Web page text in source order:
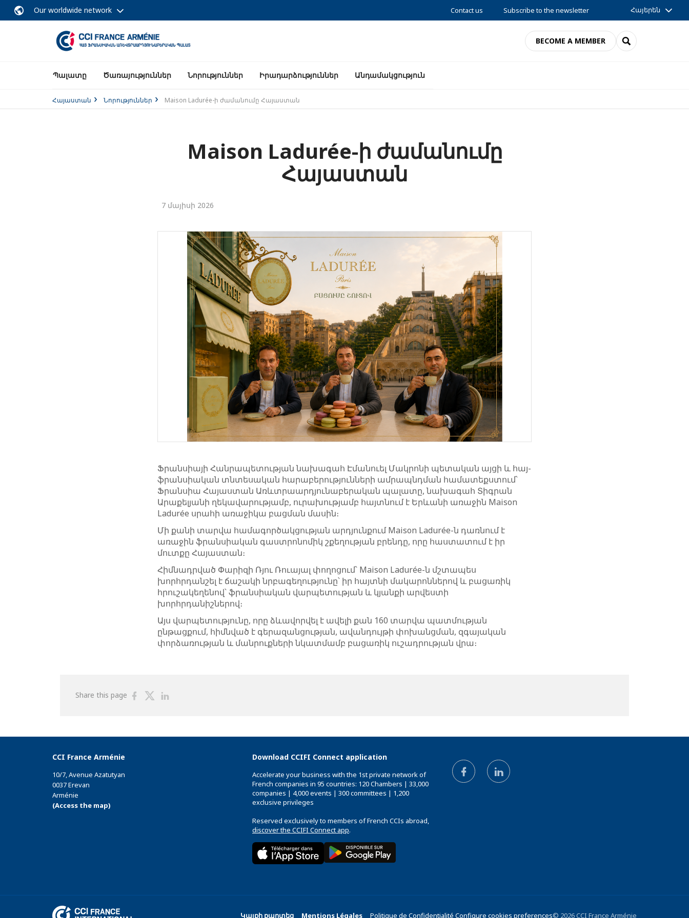
Our worldwide network Contact us Subscribe to the newsletter Հայերեն
BECOME A MEMBER SEARCH
Պալատը Ծառայություններ Նորություններ Իրադարձություններ Անդամակցություն
Հայաստան Նորություններ Maison Ladurée-ի ժամանումը Հայաստան
Maison Ladurée-ի ժամանումը
Հայաստան
7 մայիսի 2026
Ֆրանսիայի Հանրապետության նախագահ Էմանուել Մակրոնի պետական այցի և հայ-
ֆրանսիական տնտեսական հարաբերությունների ամրապնդման համատեքստում՝
Ֆրանսիա Հայաստան Առևտրաարդյունաբերական պալատը, նախագահ Տիգրան
Արաքելյանի ղեկավարությամբ, ուրախությամբ հայտնում է Երևանի առաջին Maison
Ladurée սրահի առաջիկա բացման մասին։
Մի քանի տարվա համագործակցության արդյունքում Maison Ladurée-ն դառնում է
առաջին ֆրանսիական գաստրոնոմիկ շքեղության բրենդը, որը հաստատում է իր
մուտքը Հայաստան։
Հիմնադրված Փարիզի Ռյու Ռուայալ փողոցում՝ Maison Ladurée-ն մշտապես
խորհրդանշել է ճաշակի նրբագեղությունը՝ իր հայտնի մակարոններով և բացառիկ
հրուշակեղենով՝ ֆրանսիական վարպետության և կյանքի արվեստի
խորհրդանիշներով։
Այս վարպետությունը, որը ձևավորվել է ավելի քան 160 տարվա պատմության
ընթացքում, հիմնված է գերազանցության, ավանդույթի փոխանցման, զգայական
փորձառության և մանրուքների նկատմամբ բացառիկ ուշադրության վրա։
Share this page
ShareShare
CCI France Arménie
10/7, Avenue Azatutyan
0037 Erevan
Arménie
(Access the map)
Download CCIFI Connect application
Accelerate your business with the 1st private network of
French companies in 95 countries: 120 Chambers | 33,000
companies | 4,000 events | 300 committees | 1,200
exclusive privileges
Reserved exclusively to members of French CCIs abroad,
discover the CCIFI Connect app.
Կայքի քարտեզ Mentions Légales Politique de Confidentialité Configure cookies preferences© 2026 CCI France Arménie